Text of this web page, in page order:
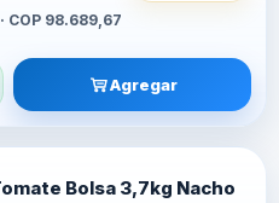
COP 98.689,67
Agregar
Bolsa 3,7kg Nacho